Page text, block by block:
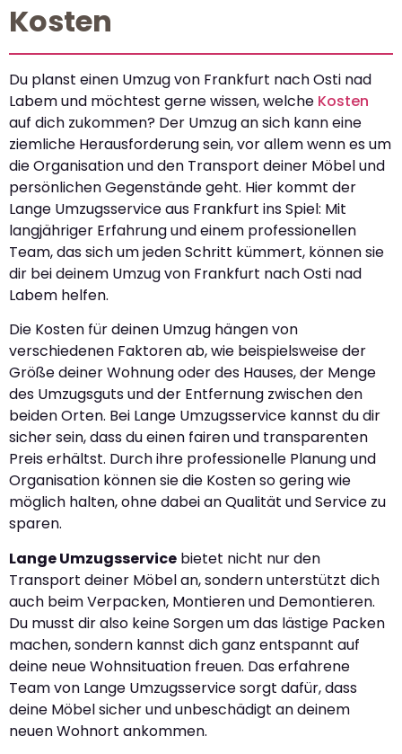
Kosten
Du planst einen Umzug von Frankfurt nach Osti nad
Labem und möchtest gerne wissen, welche Kosten
auf dich zukommen? Der Umzug an sich kann eine
ziemliche Herausforderung sein, vor allem wenn es um
die Organisation und den Transport deiner Möbel und
persönlichen Gegenstände geht. Hier kommt der
Lange Umzugsservice aus Frankfurt ins Spiel: Mit
langjähriger Erfahrung und einem professionellen
Team, das sich um jeden Schritt kümmert, können sie
dir bei deinem Umzug von Frankfurt nach Osti nad
Labem helfen.
Die Kosten für deinen Umzug hängen von
verschiedenen Faktoren ab, wie beispielsweise der
Größe deiner Wohnung oder des Hauses, der Menge
des Umzugsguts und der Entfernung zwischen den
beiden Orten. Bei Lange Umzugsservice kannst du dir
sicher sein, dass du einen fairen und transparenten
Preis erhältst. Durch ihre professionelle Planung und
Organisation können sie die Kosten so gering wie
möglich halten, ohne dabei an Qualität und Service zu
sparen.
Lange Umzugsservice bietet nicht nur den
Transport deiner Möbel an, sondern unterstützt dich
auch beim Verpacken, Montieren und Demontieren.
Du musst dir also keine Sorgen um das lästige Packen
machen, sondern kannst dich ganz entspannt auf
deine neue Wohnsituation freuen. Das erfahrene
Team von Lange Umzugsservice sorgt dafür, dass
deine Möbel sicher und unbeschädigt an deinem
neuen Wohnort ankommen.